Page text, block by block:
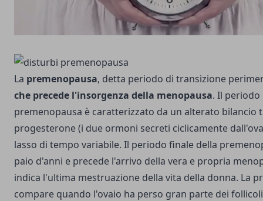
La premenopausa, detta periodo di transizione
che precede l'insorgenza della menopausa. Il periodo
premenopausa è caratterizzato da un alterato bilancio
progesterone (i due ormoni secreti ciclicamente
lasso di tempo variabile. Il periodo finale della
paio d'anni e precede l'arrivo della vera e propria
indica l'ultima mestruazione della vita della donna. La
compare quando l'ovaio ha perso gran parte dei